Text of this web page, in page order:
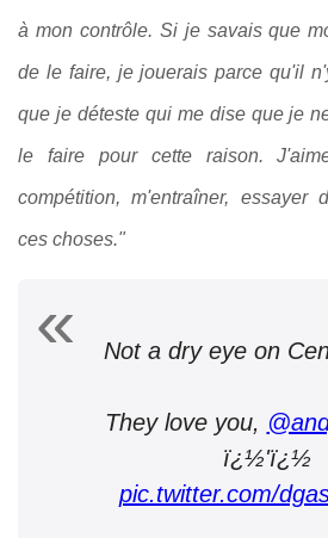
à mon contrôle. Si je savais que
de le faire, je jouerais parce qu'il
que je déteste qui me dise que je
le faire pour cette raison.
compétition, m'entraîner, essayer
ces choses."
Not a dry eye on
They love you,
ï¿½'ï¿½
pic.twitter.com/